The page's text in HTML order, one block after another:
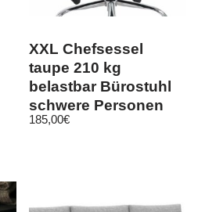
XXL Chefsessel
taupe 210 kg
belastbar Bürostuhl
schwere Personen
stabil robust
185,00€